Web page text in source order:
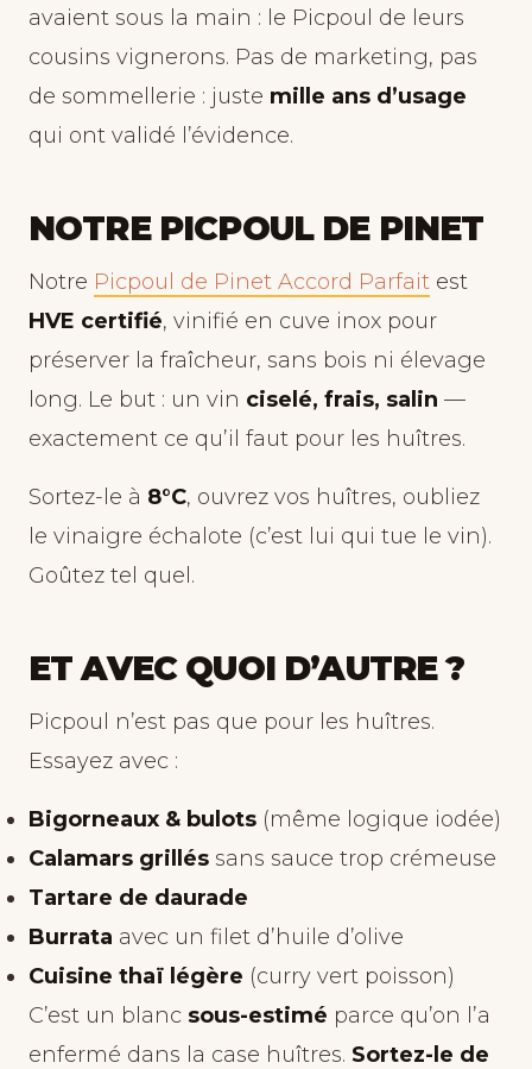
avaient sous la main : le Picpoul de leurs
cousins vignerons. Pas de marketing, pas
de sommellerie : juste mille ans d’usage
qui ont validé l’évidence.
NOTRE PICPOUL DE PINET
Notre Picpoul de Pinet Accord Parfait est
HVE certifié, vinifié en cuve inox pour
préserver la fraîcheur, sans bois ni élevage
long. Le but : un vin ciselé, frais, salin —
exactement ce qu’il faut pour les huîtres.
Sortez-le à 8°C, ouvrez vos huîtres, oubliez
le vinaigre échalote (c’est lui qui tue le vin).
Goûtez tel quel.
ET AVEC QUOI D’AUTRE ?
Picpoul n’est pas que pour les huîtres.
Essayez avec :
Bigorneaux & bulots (même logique iodée)
Calamars grillés sans sauce trop crémeuse
Tartare de daurade
Burrata avec un filet d’huile d’olive
Cuisine thaï légère (curry vert poisson)
C’est un blanc sous-estimé parce qu’on l’a
enfermé dans la case huîtres. Sortez-le de